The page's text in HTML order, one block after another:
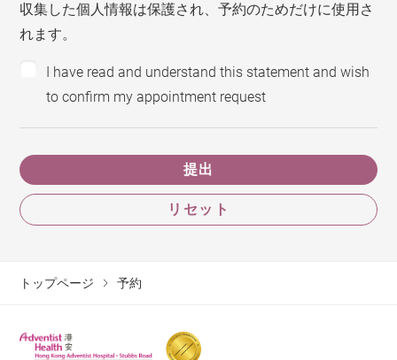
収集した個人情報は保護され、予約のためだけに使用さ
れます。
I have read and understand this statement and wish
to confirm my appointment request
提出
リセット
トップページ 予約